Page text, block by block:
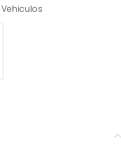
Vehiculos